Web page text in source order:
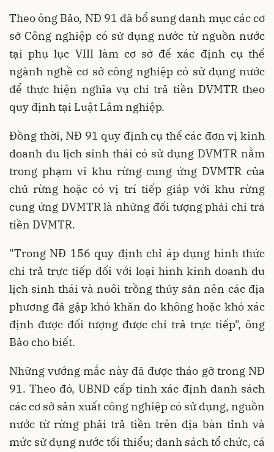
Theo ông Bảo, NĐ 91 đã bổ sung danh mục các cơ
sở Công nghiệp có sử dụng nước từ nguồn nước
tại phụ lục VIII làm cơ sở để xác định cụ thể
ngành nghề cơ sở công nghiệp có sử dụng nước
để thực hiện nghĩa vụ chi trả tiền DVMTR theo
quy định tại Luật Lâm nghiệp.
Đồng thời, NĐ 91 quy định cụ thể các đơn vị kinh
doanh du lịch sinh thái có sử dụng DVMTR nằm
trong phạm vi khu rừng cung ứng DVMTR của
chủ rừng hoặc có vị trí tiếp giáp với khu rừng
cung ứng DVMTR là những đối tượng phải chi trả
tiền DVMTR.
"Trong NĐ 156 quy định chỉ áp dụng hình thức
chi trả trực tiếp đối với loại hình kinh doanh du
lịch sinh thái và nuôi trồng thủy sản nên các địa
phương đã gặp khó khăn do không hoặc khó xác
định được đối tượng được chi trả trực tiếp", ông
Bảo cho biết.
Những vướng mắc này đã được tháo gỡ trong NĐ
91. Theo đó, UBND cấp tỉnh xác định danh sách
các cơ sở sản xuất công nghiệp có sử dụng, nguồn
nước từ rừng phải trả tiền trên địa bàn tỉnh và
mức sử dụng nước tối thiểu; danh sách tổ chức, cá